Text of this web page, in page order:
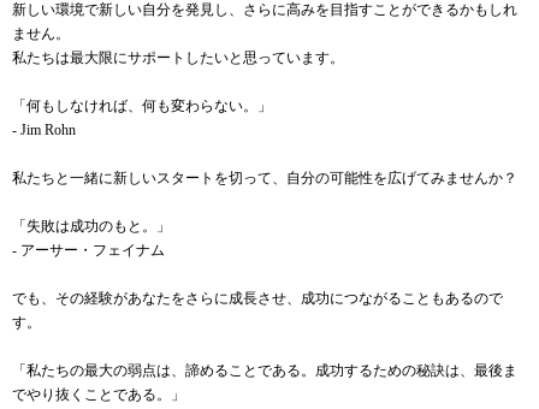
新しい環境で新しい自分を発見し、さらに高みを目指すことができるかもしれ
ません。
私たちは最大限にサポートしたいと思っています。
「何もしなければ、何も変わらない。」
- Jim Rohn
私たちと一緒に新しいスタートを切って、自分の可能性を広げてみませんか？
「失敗は成功のもと。」
- アーサー・フェイナム
でも、その経験があなたをさらに成長させ、成功につながることもあるので
す。
「私たちの最大の弱点は、諦めることである。成功するための秘訣は、最後ま
でやり抜くことである。」